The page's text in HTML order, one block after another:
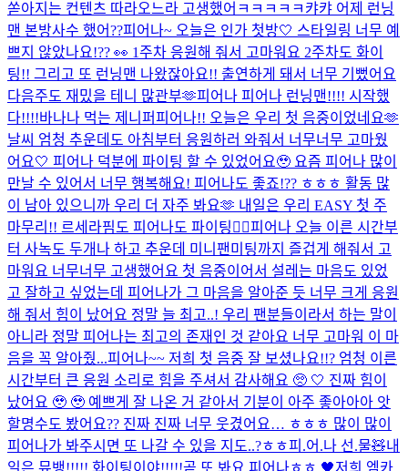
쏟아지는 컨텐츠 따라오느라 고생했어ㅋㅋㅋㅋㅋ캬캬 어제 런닝
맨 본방사수 했어??피어나~ 오늘은 인가 첫방🤍​ 스타일링 너무 예
쁘지 않았나요!?? 👀​ 1주차 응원해 줘서 고마워요 2주차도 화이
팅!! 그리고 또 런닝맨 나왔잖아요!! 출연하게 돼서 너무 기뻤어요
다음주도 재밌을 테니 많관부🫶​피어나 피어나 런닝맨!!!! 시작했
다!!!!바나나 먹는 제니퍼피어나!! 오늘은 우리 첫 음중이었네요🫶
날씨 엄청 추운데도 아침부터 응원하러 와줘서 너무너무 고마웠
어요🤍 피어나 덕분에 파이팅 할 수 있었어요🥹 요즘 피어나 많이
만날 수 있어서 너무 행복해요! 피어나도 좋죠!?? ㅎㅎㅎ 활동 많
이 남아 있으니까 우리 더 자주 봐요🫶 내일은 우리 EASY 첫 주
마무리!! 르세라핌도 피어나도 파이팅❤️‍🔥피어나 오늘 이른 시간부
터 사녹도 두개나 하고 추운데 미니팬미팅까지 즐겁게 해줘서 고
마워요 너무너무 고생했어요 첫 음중이어서 설레는 마음도 있었
고 잘하고 싶었는데 피어나가 그 마음을 알아준 듯 너무 크게 응원
해 줘서 힘이 났어요 정말 늘 최고..! 우리 팬분들이라서 하는 말이
아니라 정말 피어나는 최고의 존재인 것 같아요 너무 고마워 이 마
음을 꼭 알아줬...피어나~~ 저희 첫 음중 잘 보셨나요!!? 엄청 이른
시간부터 큰 응원 소리로 힘을 주셔서 감사해요 🥺 🤍 진짜 힘이
났어요 🥹 🥹 예쁘게 잘 나온 거 같아서 기분이 아주 좋아아아 앗
할명수도 봤어요?? 진짜 진짜 너무 웃겼어요… ㅎㅎㅎ 많이 많이
피어나가 봐주시면 또 나갈 수 있을 지도..?ㅎㅎ피.어.나 선.물🧸내
일은 뮤뱅!!!!! 화이팅이야!!!!!곧 또 봐요 피어나ㅎㅎ 🖤저희 엠카